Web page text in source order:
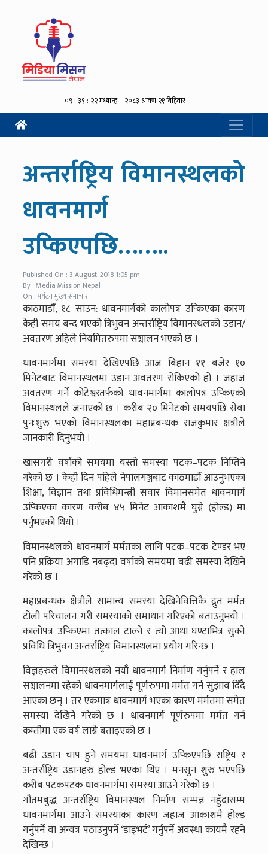
अन्तर्राष्ट्रिय विमानस्थलको
धावनमार्ग
उप्किएपछि……..
Published On : 3 August, 2018 1:05 pm
By : Media Mission Nepal
On : पर्यटन मुख्य समाचार
काठमाडौँ, १८ साउन: धावनमार्गको कालोपत्र उप्किएका कारण
केही समय बन्द भएको त्रिभुवन अन्तर्राष्ट्रिय विमानस्थलको उडान/
अवतरण अहिले नियमितरुपमा सञ्चालन भएको छ ।
धावनमार्गमा समस्या देखिएपछि आज बिहान ११ बजेर १०
मिनेटबाट विमानस्थलमा उडान अवतरण रोकिएको हो । जहाज
अवतरण गर्ने कोटेश्वरतर्फको धावनमार्गमा कालोपत्र उप्किएको
विमानस्थलले जनाएको छ । करीब २० मिनेटको समयपछि सेवा
पुनःशुरु भएको विमानस्थलका महाप्रबन्धक राजकुमार क्षत्रीले
जानकारी दिनुभयो ।
खासगरी वर्षाको समयमा यस्तो समस्या पटक–पटक निम्तिने
गरेको छ । केही दिन पहिले नेपालगञ्जबाट काठमाडौँ आउनुभएका
शिक्षा, विज्ञान तथा प्रविधिमन्त्री सवार विमानसमेत धावनमार्ग
उप्किएका कारण करीब ४५ मिनेट आकाशमै घुम्ने (होल्ड) मा
पर्नुभएको थियो ।
विमानस्थलको धावनमार्ग मर्मतका लागि पटक–पटक टेण्डर भए
पनि प्रक्रिया अगाडि नबढ्दा वर्षाको समयमा बढी समस्या देखिने
गरेको छ ।
महाप्रबन्धक क्षेत्रीले सामान्य समस्या देखिनेवित्तिकै द्रुत मर्मत
टोली परिचालन गरी समस्याको समाधान गरिएको बताउनुभयो ।
कालोपत्र उप्किएमा तत्काल टाल्ने र त्यो आधा घण्टाभित्र सुक्ने
प्रविधि त्रिभुवन अन्तर्राष्ट्रिय विमानस्थलमा प्रयोग गरिन्छ ।
विज्ञहरुले विमानस्थलको नयाँ धावनमार्ग निर्माण गर्नुपर्ने र हाल
सञ्चालनमा रहेको धावनमार्गलाई पूर्णरुपमा मर्मत गर्न सुझाव दिँदै
आएका छन् । तर एकमात्र धावनमार्ग भएका कारण मर्मतमा समेत
समस्या देखिने गरेको छ । धावनमार्ग पूर्णरुपमा मर्मत गर्न
कम्तीमा एक वर्ष लाग्ने बताइएको छ ।
बढी उडान चाप हुने समयमा धावनमार्ग उप्किएपछि राष्ट्रिय र
अन्तर्राष्ट्रिय उडानहरु होल्ड भएका थिए । मनसुन शुरु भएपछि
करीब पटकपटक धावनमार्गमा समस्या आउने गरेको छ ।
गौतमबुद्ध अन्तर्राष्ट्रिय विमानस्थल निर्माण सम्पन्न नहुँदासम्म
धावनमार्गमा आउने समस्याका कारण जहाज आकाशमै होल्ड
गर्नुपर्ने वा अन्यत्र पठाउनुपर्ने ‘डाइभर्ट’ गर्नुपर्ने अवस्था कायमै रहने
देखिन्छ ।